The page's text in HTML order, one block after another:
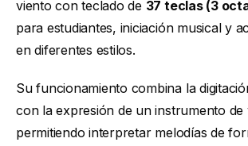
viento con teclado de 37 teclas (3
para estudiantes, iniciación musical y
en diferentes estilos.
Su funcionamiento combina la
con la expresión de un instrumento de
permitiendo interpretar melodías de